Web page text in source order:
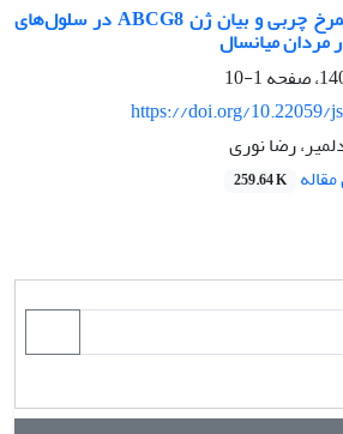
تأثیر بازتوانی قلبی بر نیمرخ چربی و بیان ژن ABCG8 در سلول‌های
1-10
https://doi.org/10.22059/
رضا نوری
259.64 K